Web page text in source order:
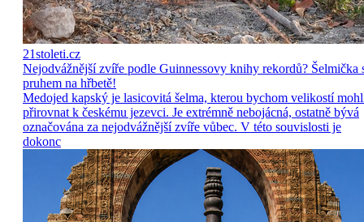
21stoleti.cz
Nejodvážnější zvíře podle Guinnessovy knihy rekordů? Šelmička
pruhem na hřbetě!
Medojed kapský je lasicovitá šelma, kterou bychom velikostí
přirovnat k českému jezevci. Je extrémně nebojácná, ostatně bývá
označována za nejodvážnější zvíře vůbec. V této souvislosti je
dokonc